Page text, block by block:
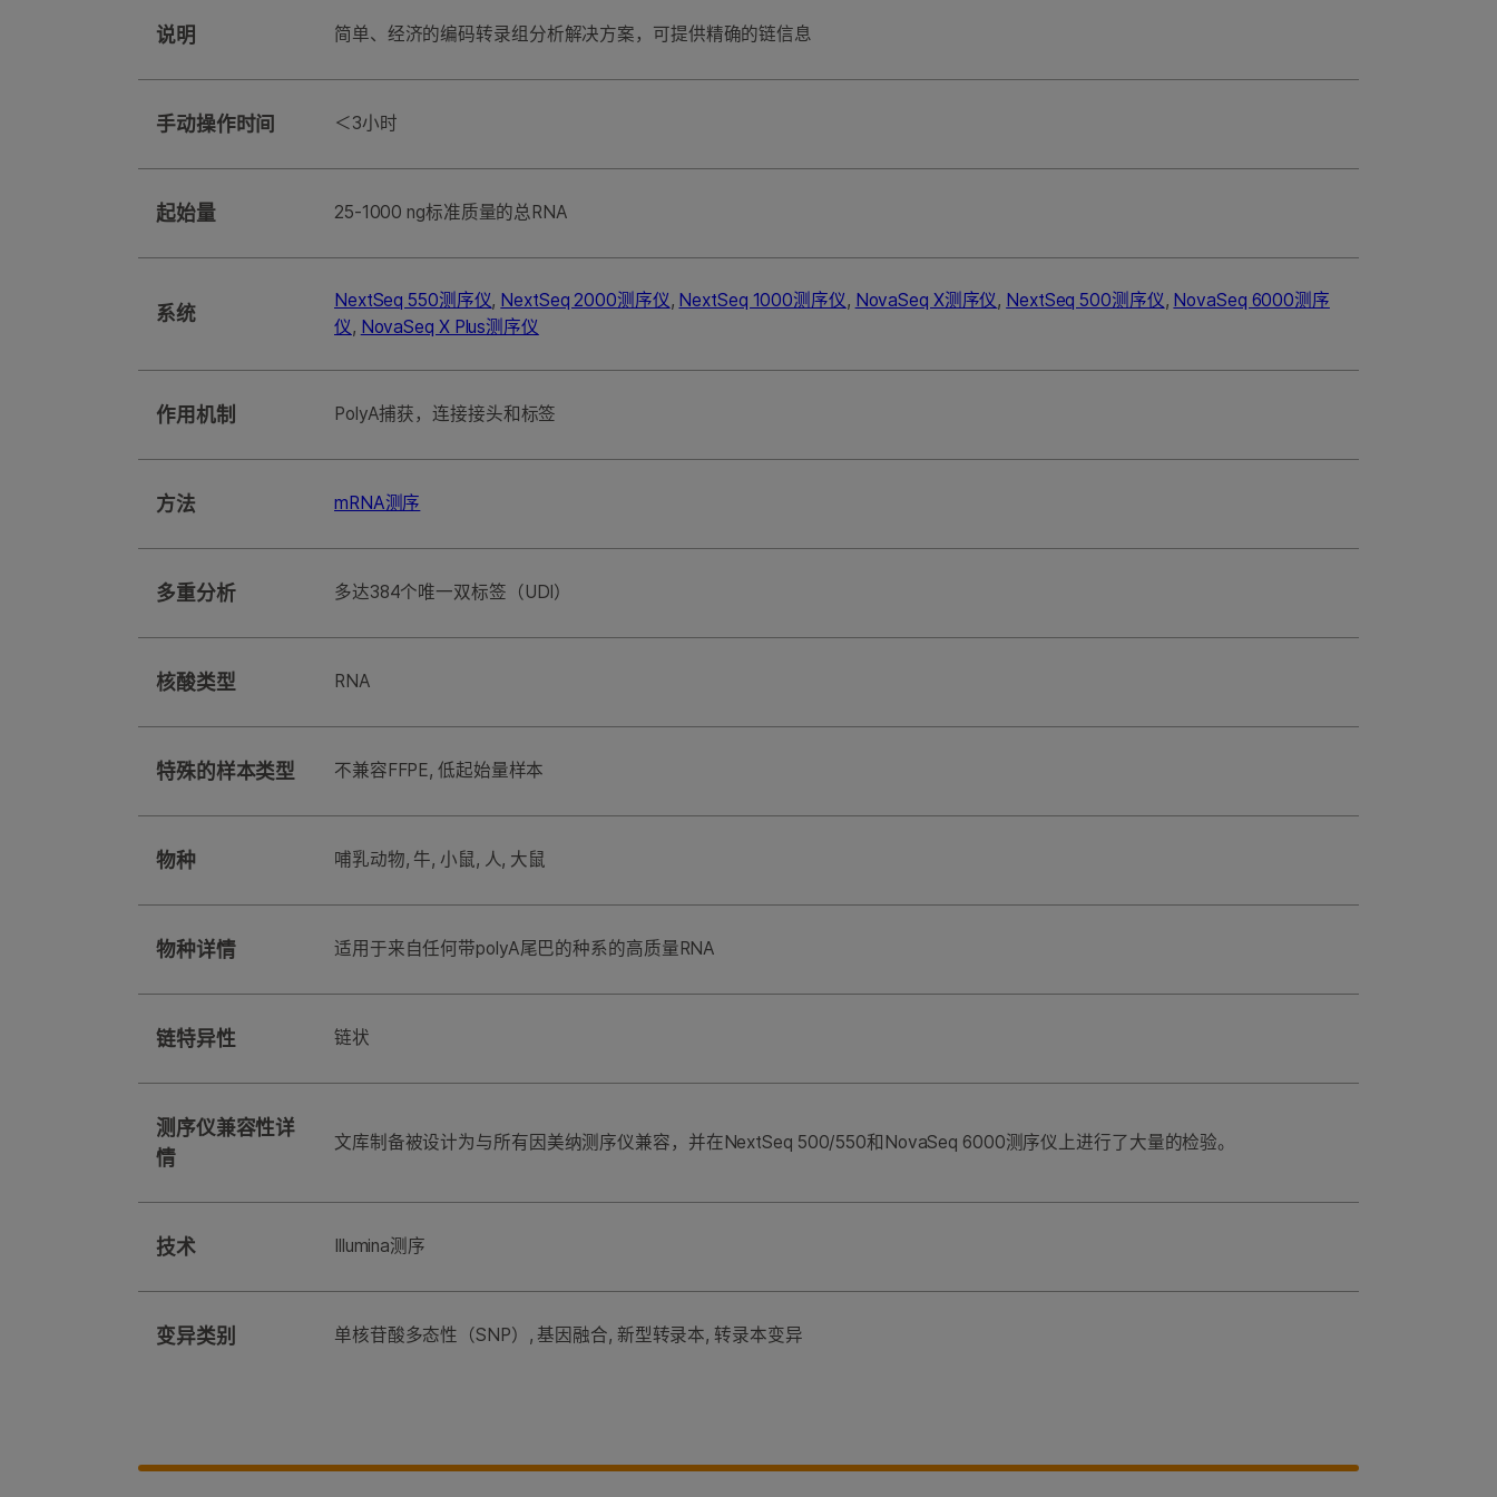
说明 简单、经济的编码转录组分析解决方案，可提供精确的链信息
手动操作时间 ＜3小时
起始量 25-1000 ng标准质量的总RNA
系统
NextSeq 550测序仪, NextSeq 2000测序仪, NextSeq 1000测序仪, NovaSeq X测序仪, NextSeq 500测序仪, NovaSeq 6000测序
仪, NovaSeq X Plus测序仪
作用机制 PolyA捕获，连接接头和标签
方法 mRNA测序
多重分析 多达384个唯一双标签（UDI）
核酸类型 RNA
特殊的样本类型 不兼容FFPE, 低起始量样本
物种 哺乳动物, 牛, 小鼠, 人, 大鼠
物种详情 适用于来自任何带polyA尾巴的种系的高质量RNA
链特异性 链状
测序仪兼容性详
情
文库制备被设计为与所有因美纳测序仪兼容，并在NextSeq 500/550和NovaSeq 6000测序仪上进行了大量的检验。
技术 Illumina测序
变异类别 单核苷酸多态性（SNP）, 基因融合, 新型转录本, 转录本变异